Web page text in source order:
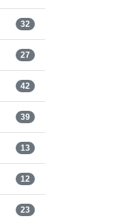
32
27
42
39
13
12
23